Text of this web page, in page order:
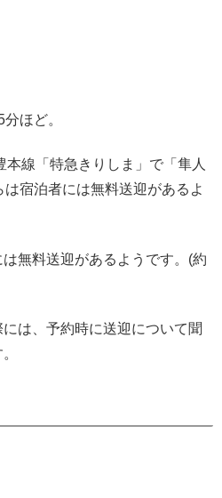
ほど。
本線「特急きりしま」で「隼人
宿泊者には無料送迎があるよ
無料送迎があるようです。(約
は、予約時に送迎について聞